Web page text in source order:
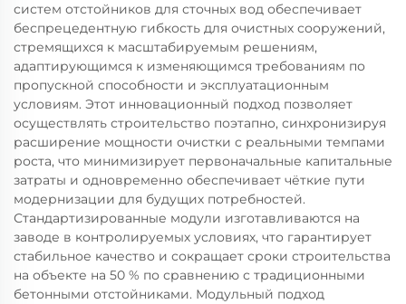
систем отстойников для сточных вод обеспечивает
беспрецедентную гибкость для очистных сооружений,
стремящихся к масштабируемым решениям,
адаптирующимся к изменяющимся требованиям по
пропускной способности и эксплуатационным
условиям. Этот инновационный подход позволяет
осуществлять строительство поэтапно, синхронизируя
расширение мощности очистки с реальными темпами
роста, что минимизирует первоначальные капитальные
затраты и одновременно обеспечивает чёткие пути
модернизации для будущих потребностей.
Стандартизированные модули изготавливаются на
заводе в контролируемых условиях, что гарантирует
стабильное качество и сокращает сроки строительства
на объекте на 50 % по сравнению с традиционными
бетонными отстойниками. Модульный подход